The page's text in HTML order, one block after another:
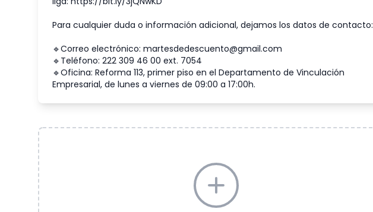
liga: https://bit.ly/3jQNwKD
Para cualquier duda o información adicional, dejamos los datos de contacto:
🔹Correo electrónico: martesdedescuento@gmail.com
🔹Teléfono: 222 309 46 00 ext. 7054
🔹Oficina: Reforma 113, primer piso en el Departamento de Vinculación
Empresarial, de lunes a viernes de 09:00 a 17:00h.